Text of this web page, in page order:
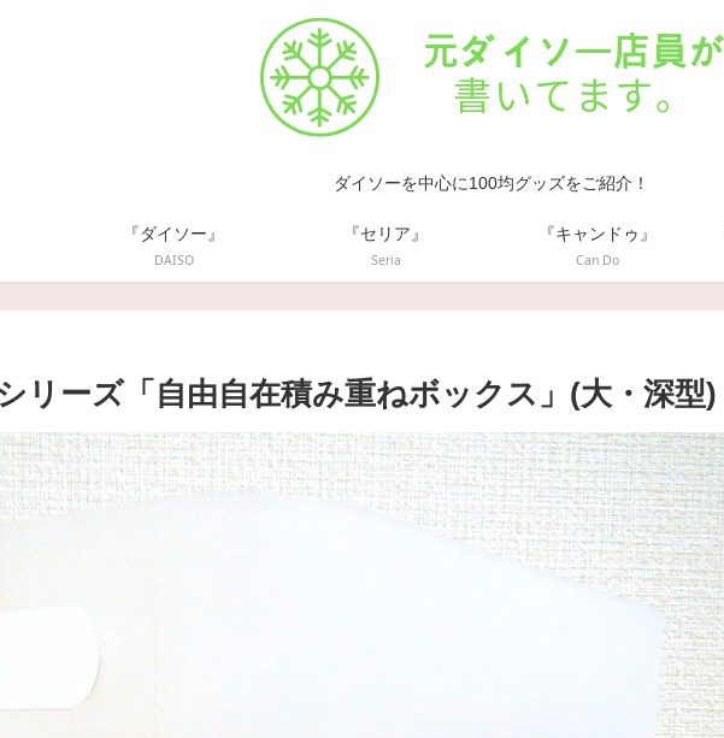
ダイソーを中心に100均グッズをご紹介！
『ダイソー』
DAISO
『セリア』
Seria
『キャンドゥ』
Can Do
リーズ「自由自在積み重ねボックス」(大・深型)